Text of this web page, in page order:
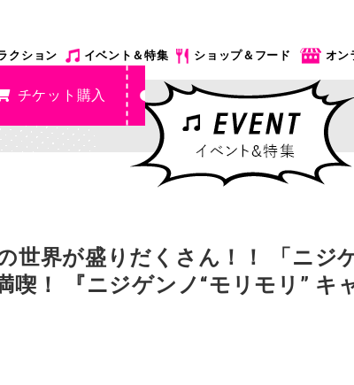
クション イベント＆特集 ショップ＆フード オン
チケット購入
世界が盛りだくさん！！ 「ニ
喫！ 『ニジゲンノ“モリモリ” キ